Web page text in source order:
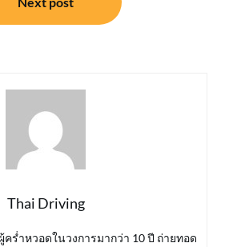
Thai Driving
ร่ำหวอดในวงการมากว่า 10 ปี ถ่ายทอด